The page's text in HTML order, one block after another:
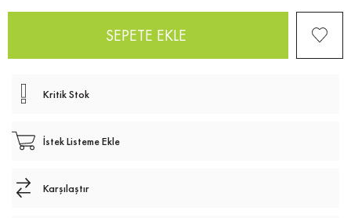
Kritik Stok
İstek Listeme Ekle
Karşılaştır